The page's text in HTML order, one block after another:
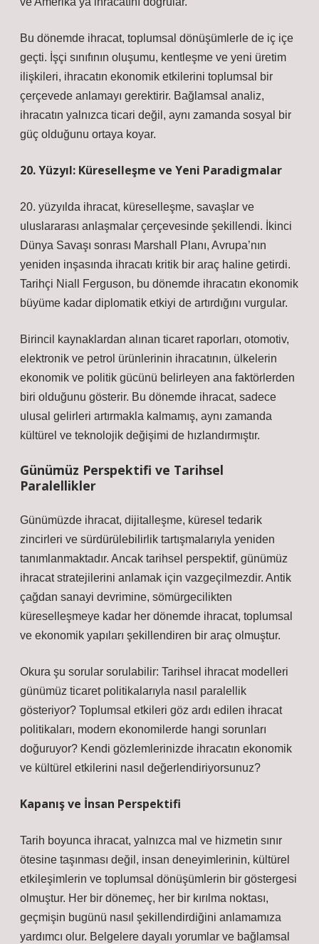
Bu dönemde ihracat, toplumsal dönüşümlerle de iç içe
geçti. İşçi sınıfının oluşumu, kentleşme ve yeni üretim
ilişkileri, ihracatın ekonomik etkilerini toplumsal bir
çerçevede anlamayı gerektirir. Bağlamsal analiz,
ihracatın yalnızca ticari değil, aynı zamanda sosyal bir
güç olduğunu ortaya koyar.
20. Yüzyıl: Küreselleşme ve Yeni Paradigmalar
20. yüzyılda ihracat, küreselleşme, savaşlar ve
uluslararası anlaşmalar çerçevesinde şekillendi. İkinci
Dünya Savaşı sonrası Marshall Planı, Avrupa’nın
yeniden inşasında ihracatı kritik bir araç haline getirdi.
Tarihçi Niall Ferguson, bu dönemde ihracatın ekonomik
büyüme kadar diplomatik etkiyi de artırdığını vurgular.
Birincil kaynaklardan alınan ticaret raporları, otomotiv,
elektronik ve petrol ürünlerinin ihracatının, ülkelerin
ekonomik ve politik gücünü belirleyen ana faktörlerden
biri olduğunu gösterir. Bu dönemde ihracat, sadece
ulusal gelirleri artırmakla kalmamış, aynı zamanda
kültürel ve teknolojik değişimi de hızlandırmıştır.
Günümüz Perspektifi ve Tarihsel
Paralellikler
Günümüzde ihracat, dijitalleşme, küresel tedarik
zincirleri ve sürdürülebilirlik tartışmalarıyla yeniden
tanımlanmaktadır. Ancak tarihsel perspektif, günümüz
ihracat stratejilerini anlamak için vazgeçilmezdir. Antik
çağdan sanayi devrimine, sömürgecilikten
küreselleşmeye kadar her dönemde ihracat, toplumsal
ve ekonomik yapıları şekillendiren bir araç olmuştur.
Okura şu sorular sorulabilir: Tarihsel ihracat modelleri
günümüz ticaret politikalarıyla nasıl paralellik
gösteriyor? Toplumsal etkileri göz ardı edilen ihracat
politikaları, modern ekonomilerde hangi sorunları
doğuruyor? Kendi gözlemlerinizde ihracatın ekonomik
ve kültürel etkilerini nasıl değerlendiriyorsunuz?
Kapanış ve İnsan Perspektifi
Tarih boyunca ihracat, yalnızca mal ve hizmetin sınır
ötesine taşınması değil, insan deneyimlerinin, kültürel
etkileşimlerin ve toplumsal dönüşümlerin bir göstergesi
olmuştur. Her bir dönemeç, her bir kırılma noktası,
geçmişin bugünü nasıl şekillendirdiğini anlamamıza
yardımcı olur. Belgelere dayalı yorumlar ve bağlamsal